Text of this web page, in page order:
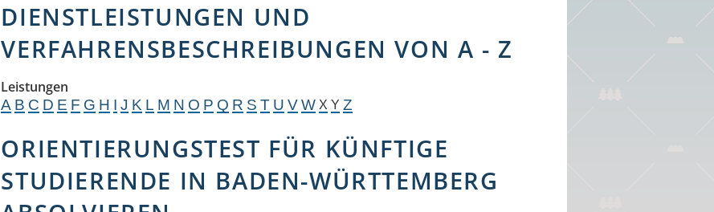
DIENSTLEISTUNGEN UND
VERFAHRENSBESCHREIBUNGEN VON A - Z
Leistungen
A B C D E F G H I J K L M N O P Q R S T U V W X Y Z
ORIENTIERUNGSTEST FÜR KÜNFTIGE
STUDIERENDE IN BADEN-WÜRTTEMBERG